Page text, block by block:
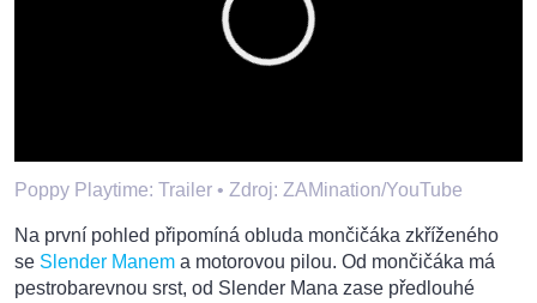
Poppy Playtime: Trailer • Zdroj: ZAMination/YouTube
Na první pohled připomíná obluda mončičáka zkříženého
se Slender Manem a motorovou pilou. Od mončičáka má
pestrobarevnou srst, od Slender Mana zase předlouhé